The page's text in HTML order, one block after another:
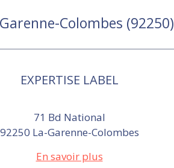
Colombes (92250)
EXPERTISE LABEL
71 Bd National
92250 La-Garenne-Colombes
En savoir plus